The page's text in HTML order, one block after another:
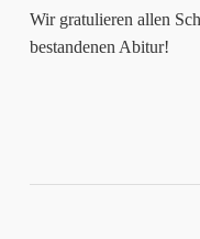
Wir gratulieren allen
bestandenen Abitur!